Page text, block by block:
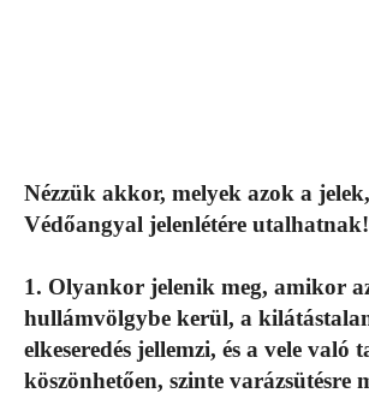
Nézzük akkor, melyek azok a
Védőangyal jelenlétére utalhatnak!
1. Olyankor jelenik meg, amikor
hullámvölgybe kerül, a
elkeseredés jellemzi, és a vele való
köszönhetően, szinte varázsütésre